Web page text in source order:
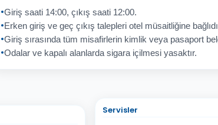
Giriş saati 14:00, çıkış saati 12:00.
Erken giriş ve geç çıkış talepleri otel müsaitliğine
Giriş sırasında tüm misafirlerin kimlik veya pasaport
Odalar ve kapalı alanlarda sigara içilmesi yasaktır.
Servisler